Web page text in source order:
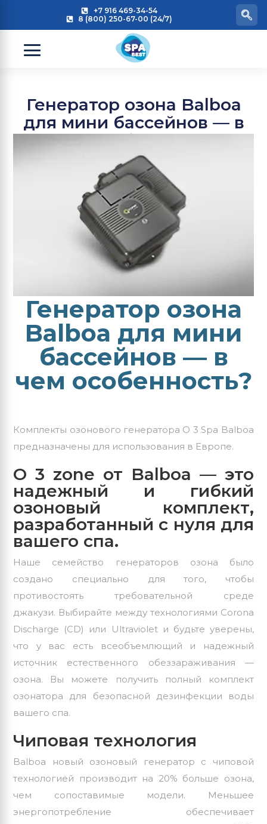
+7 916 469-34-54
8 (800) 250-67-00 (24/7)
Генератор озона Balboa
для мини бассейнов — в
чем особенность?
Генератор озона
Balboa для мини
бассейнов — в
чем особенность?
Комплекты озонового генератора O 3 Spa Balboa
предназначены для использования в Европе.
O 3 zone от Balboa — это
надежный и гибкий
озоновый комплект,
разработанный с нуля для
вашего спа.
Наше семейство генераторов озона было
создано специально для того, чтобы
противостоять требовательной среде
джакузи. Выбирайте между технологиями Corona
Discharge (CD) или Ultraviolet и будьте уверены,
что у вас есть всеобъемлющий и надежный
источник естественного обеззараживания —
озона. Вы можете получить полный комплект
озонатора для безопасной дезинфекции воды
вашего спа.
Чиповая технология
Balboa новый озоновый генератор с чиповой
технологией производит на 20% больше озона,
чем сопоставимые модели. Меньшее
энергопотребление обеспечивает